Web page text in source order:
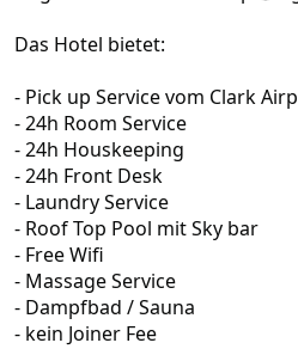
Das Hotel bietet:
- Pick up Service vom Clark
- 24h Room Service
- 24h Houskeeping
- 24h Front Desk
- Laundry Service
- Roof Top Pool mit Sky bar
- Free Wifi
- Massage Service
- Dampfbad / Sauna
- kein Joiner Fee